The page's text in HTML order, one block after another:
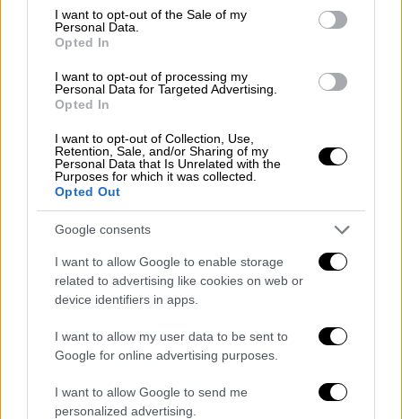
consent section.
I want to opt-out of the Sale of my
Personal Data.
Opted In
I want to opt-out of processing my
Personal Data for Targeted Advertising.
Opted In
I want to opt-out of Collection, Use,
Retention, Sale, and/or Sharing of my
Personal Data that Is Unrelated with the
Purposes for which it was collected.
Opted Out
Google consents
I want to allow Google to enable storage
related to advertising like cookies on web or
device identifiers in apps.
I want to allow my user data to be sent to
Google for online advertising purposes.
I want to allow Google to send me
personalized advertising.
αργότερα οι ίδιοι - από αυτή τη χρονική
περίοδο - δείχνει ότι το σκάφος των
μεταναστών δεν πηγαίνει πουθενά»,
αναφέρει το δημοσίευμα